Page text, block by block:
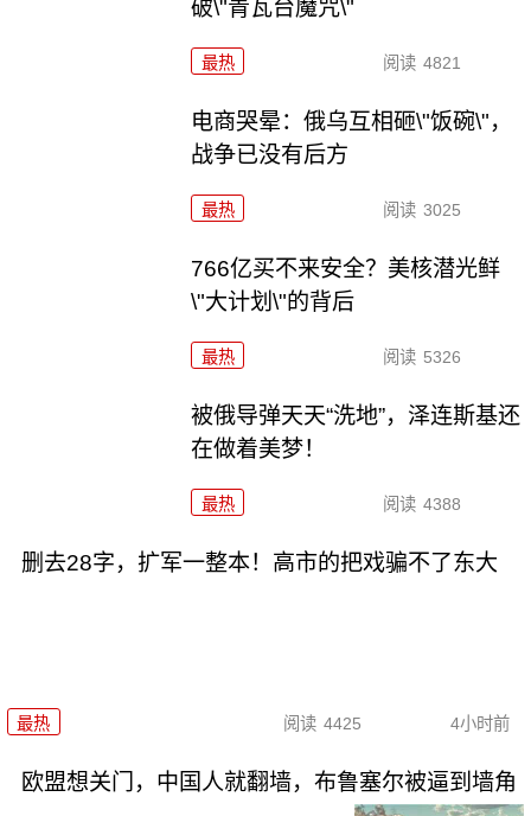
破\"青瓦台魔咒\"
最热 阅读 4821
电商哭晕：俄乌互相砸\"饭碗\"，
战争已没有后方
最热 阅读 3025
766亿买不来安全？美核潜光鲜
\"大计划\"的背后
最热 阅读 5326
被俄导弹天天“洗地”，泽连斯基还
在做着美梦！
最热 阅读 4388
删去28字，扩军一整本！高市的把戏骗不了东大
最热 阅读 4425 4小时前
欧盟想关门，中国人就翻墙，布鲁塞尔被逼到墙角